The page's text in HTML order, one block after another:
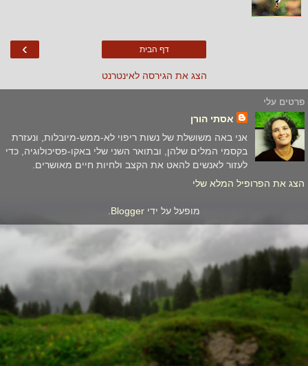
› דף הבית
הצג את הגירסה לאינטרנט
פרטים עלי
אסתי הורן
אני באה משושלת של נשות ריפוי לא-ממש-מיובלות, ונעזרת
בקסמי המלים שלהן, ובתואר השני שלי באקו-פסיכולוגיה, כדי
לעזור לאנשים להאט את הקצב ולחיות חיים מאושרים.
הצג את הפרופיל המלא שלי
מופעל על ידי Blogger